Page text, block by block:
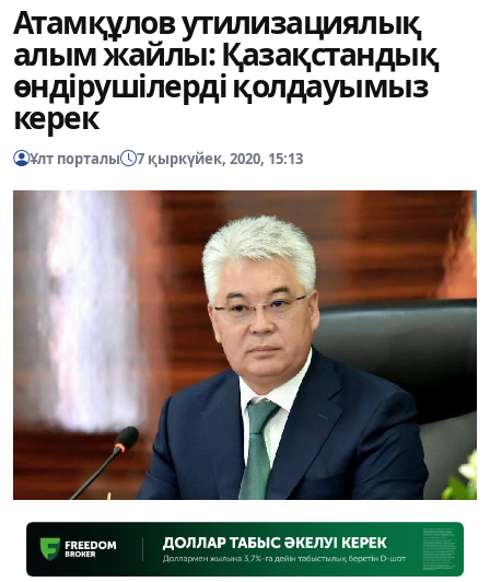
Атамқұлов утилизациялық
алым жайлы: Қазақстандық
өндірушілерді қолдауымыз
керек
Ұлт порталы 7 қыркүйек, 2020, 15:13